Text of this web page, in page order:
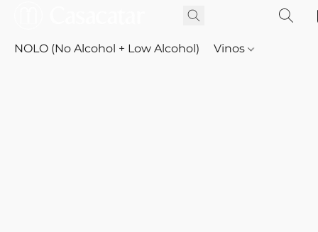
NOLO (No Alcohol + Low Alcohol) Vinos